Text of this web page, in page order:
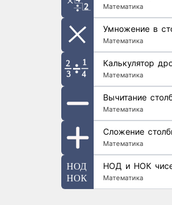
Математика
Умножение в
Математика
Калькулятор
Математика
Вычитание
Математика
Сложение
Математика
НОД и НОК
Математика